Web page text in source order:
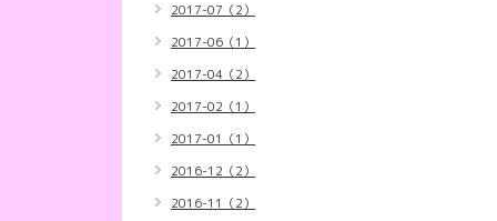
2017-07（2）
2017-06（1）
2017-04（2）
2017-02（1）
2017-01（1）
2016-12（2）
2016-11（2）